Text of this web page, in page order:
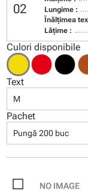
02
Lungime :
Înălţimea
Lăţime :
Culori disponibile
Text
M
Pachet
Pungă 200 buc